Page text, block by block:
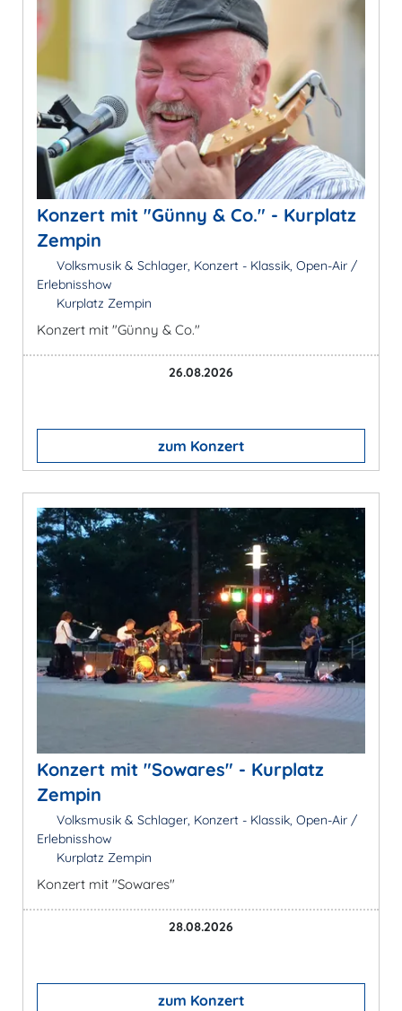
Konzert mit "Günny & Co." - Kurplatz
Zempin
Volksmusik & Schlager, Konzert - Klassik, Open-Air /
Erlebnisshow
Kurplatz Zempin
Konzert mit "Günny & Co."
26.08.2026
zum Konzert
Konzert mit "Sowares" - Kurplatz
Zempin
Volksmusik & Schlager, Konzert - Klassik, Open-Air /
Erlebnisshow
Kurplatz Zempin
Konzert mit "Sowares"
28.08.2026
zum Konzert